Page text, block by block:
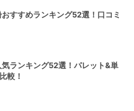
すすめランキング52選！口コミ
ランキング52選！パレット&単
較！